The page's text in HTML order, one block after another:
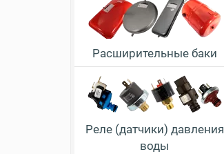
Расширительные баки
Реле (датчики) давления
воды